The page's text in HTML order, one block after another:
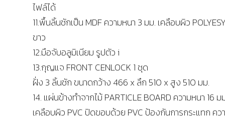
ไฟล์ได้
11.พื้นลิ้นชักเป็น MDF ความหนา 3 มม. เคลือบผิว
ขาว
12.มือจับอลูมิเนียม รูปตัว i
13.กุญแจ FRONT CENLOCK 1 ชุด
ฝั่ง 3 ลิ้นชัก ขนาดกว้าง 466 x ลึก 510 x สูง 510 มม.
14. แผ่นข้างทำจากไม้ PARTICLE BOARD ความหนา 16 ม
เคลือบผิว PVC ปิดขอบด้วย PVC ป้องกันการกระแทก คว